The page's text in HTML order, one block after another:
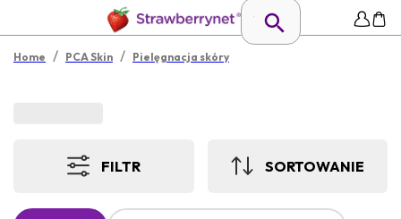
Home / PCA Skin / Pielęgnacja skóry
FILTR SORTOWANIE